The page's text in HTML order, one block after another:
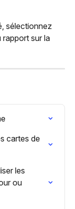
sélectionnez
sur la
cartes de
les
ou